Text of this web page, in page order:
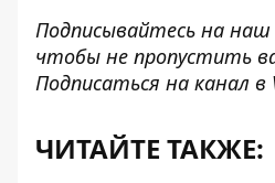
Подписывайтесь на наш
чтобы не пропустить
Подписаться на канал
ЧИТАЙТЕ ТАКЖЕ: